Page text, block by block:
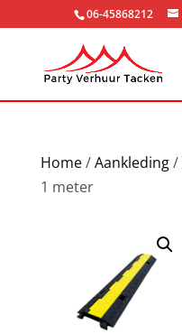
06-45868212
Home/Aankleding/
1 meter